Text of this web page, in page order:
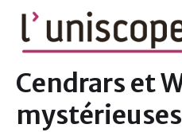
Cendrars et